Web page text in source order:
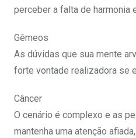
perceber a falta de harmonia
Gêmeos
As dúvidas que sua mente
forte vontade realizadora se
Câncer
O cenário é complexo e as
mantenha uma atenção